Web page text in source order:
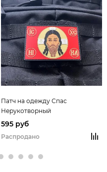
Патч на одежду Спас
Нерукотворный
595 руб
Распродано